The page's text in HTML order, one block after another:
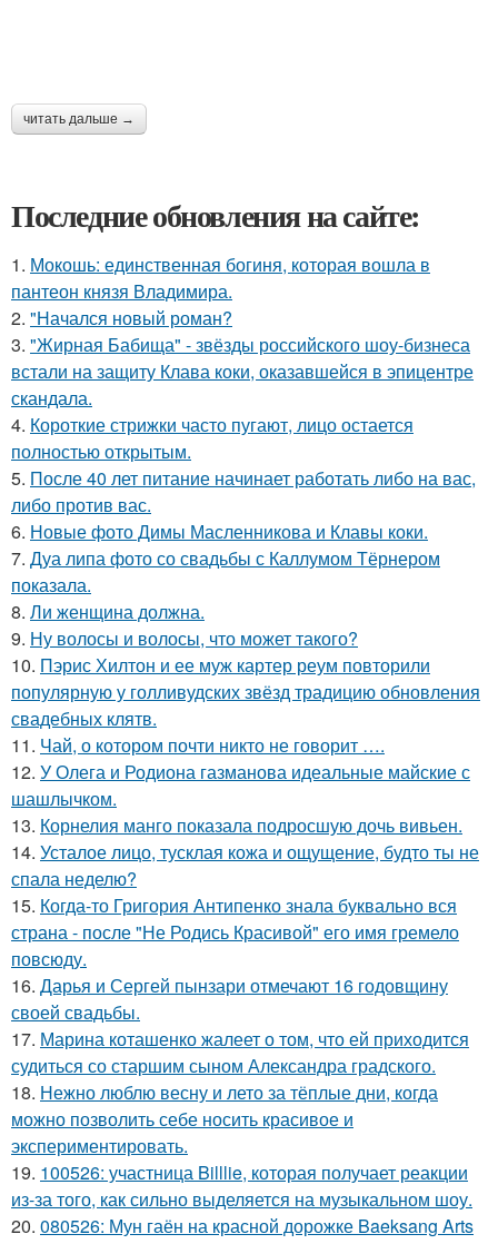
читать дальше →
Последние обновления на сайте:
1. Мокошь: единственная богиня, которая вошла в
пантеон князя Владимира.
2. "Начался новый роман?
3. "Жирная Бабища" - звёзды российского шоу-бизнеса
встали на защиту Клава коки, оказавшейся в эпицентре
скандала.
4. Короткие стрижки часто пугают, лицо остается
полностью открытым.
5. После 40 лет питание начинает работать либо на вас,
либо против вас.
6. Новые фото Димы Масленникова и Клавы коки.
7. Дуа липа фото со свадьбы с Каллумом Тёрнером
показала.
8. Ли женщина должна.
9. Ну волосы и волосы, что может такого?
10. Пэрис Хилтон и ее муж картер реум повторили
популярную у голливудских звёзд традицию обновления
свадебных клятв.
11. Чай, о котором почти никто не говорит ….
12. У Олега и Родиона газманова идеальные майские с
шашлычком.
13. Корнелия манго показала подросшую дочь вивьен.
14. Усталое лицо, тусклая кожа и ощущение, будто ты не
спала неделю?
15. Когда-то Григория Антипенко знала буквально вся
страна - после "Не Родись Красивой" его имя гремело
повсюду.
16. Дарья и Сергей пынзари отмечают 16 годовщину
своей свадьбы.
17. Марина коташенко жалеет о том, что ей приходится
судиться со старшим сыном Александра градского.
18. Нежно люблю весну и лето за тёплые дни, когда
можно позволить себе носить красивое и
экспериментировать.
19. 100526: участница Billlie, которая получает реакции
из-за того, как сильно выделяется на музыкальном шоу.
20. 080526: Мун гаён на красной дорожке Baeksang Arts